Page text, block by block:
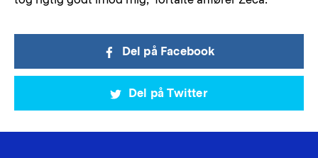
Del på Facebook
Del på Twitter